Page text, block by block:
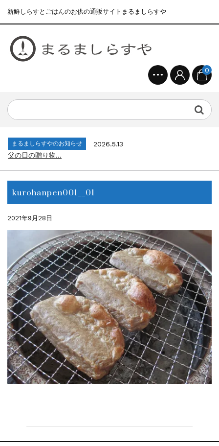
新鮮しらすとごはんのお供の通販サイトまるましらすや
0
夏の贈り物...
まるましらすやのお知らせ
2026.5.13
まるましらすやのお知らせ
2026.4.17
生しらす、生桜えびの沖漬け...
まるましらすやのお知らせ
2026.1.15
まるましらすやのお知らせ
まるましらすやのお知らせ
2026.5.13
父の日の贈り物...
まるましらすやのお知らせ
2026.4.17
生しらす、生桜えびの沖漬け...
まるましらすやのお知らせ
2026.3.21
しらす、桜えび新漁始まりました！！...
まるましらすやのお知らせ
2026.1.15
合格を❝しらす❞！！知らせよう！...
kurohanpen001__01
2021年9月28日